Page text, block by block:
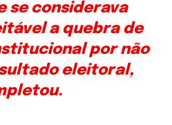
se considerava
a quebra de
por não
eleitoral,